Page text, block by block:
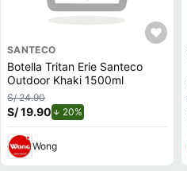
SANTECO
Botella Tritan Erie Santeco
Outdoor Khaki 1500ml
S/ 24.90
S/ 19.90 20%
Wong